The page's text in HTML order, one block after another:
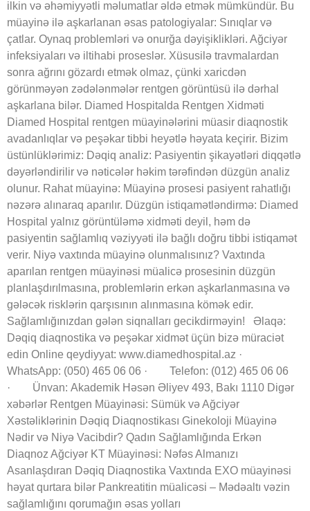
ilkin və əhəmiyyətli məlumatlar əldə etmək mümkündür. Bu
müayinə ilə aşkarlanan əsas patologiyalar: Sınıqlar və
çatlar. Oynaq problemləri və onurğa dəyişiklikləri. Ağciyər
infeksiyaları və iltihabi proseslər. Xüsusilə travmalardan
sonra ağrını gözardı etmək olmaz, çünki xaricdən
görünməyən zədələnmələr rentgen görüntüsü ilə dərhal
aşkarlana bilər. Diamed Hospitalda Rentgen Xidməti
Diamed Hospital rentgen müayinələrini müasir diaqnostik
avadanlıqlar və peşəkar tibbi heyətlə həyata keçirir. Bizim
üstünlüklərimiz: Dəqiq analiz: Pasiyentin şikayətləri diqqətlə
dəyərləndirilir və nəticələr həkim tərəfindən düzgün analiz
olunur. Rahat müayinə: Müayinə prosesi pasiyent rahatlığı
nəzərə alınaraq aparılır. Düzgün istiqamətləndirmə: Diamed
Hospital yalnız görüntüləmə xidməti deyil, həm də
pasiyentin sağlamlıq vəziyyəti ilə bağlı doğru tibbi istiqamət
verir. Niyə vaxtında müayinə olunmalısınız? Vaxtında
aparılan rentgen müayinəsi müalicə prosesinin düzgün
planlaşdırılmasına, problemlərin erkən aşkarlanmasına və
gələcək risklərin qarşısının alınmasına kömək edir.
Sağlamlığınızdan gələn siqnalları gecikdirməyin! Əlaqə:
Dəqiq diaqnostika və peşəkar xidmət üçün bizə müraciət
edin Online qeydiyyat: www.diamedhospital.az ·
WhatsApp: (050) 465 06 06 · Telefon: (012) 465 06 06
· Ünvan: Akademik Həsən Əliyev 493, Bakı 1110 Digər
xəbərlər Rentgen Müayinəsi: Sümük və Ağciyər
Xəstəliklərinin Dəqiq Diaqnostikası Ginekoloji Müayinə
Nədir və Niyə Vacibdir? Qadın Sağlamlığında Erkən
Diaqnoz Ağciyər KT Müayinəsi: Nəfəs Almanızı
Asanlaşdıran Dəqiq Diaqnostika Vaxtında EXO müayinəsi
həyat qurtara bilər Pankreatitin müalicəsi – Mədəaltı vəzin
sağlamlığını qorumağın əsas yolları